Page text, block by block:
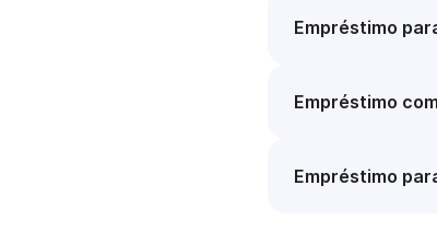
Empréstimo
Empréstimo
Empréstimo